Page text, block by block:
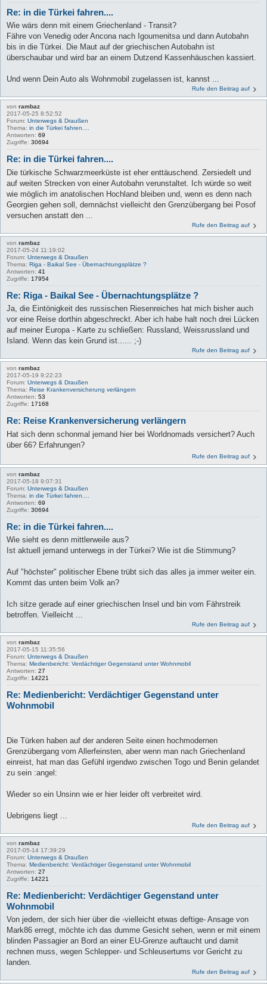
Re: in die Türkei fahren....
Wie wärs denn mit einem Griechenland - Transit?
Fähre von Venedig oder Ancona nach Igoumenitsa und dann Autobahn
bis in die Türkei. Die Maut auf der griechischen Autobahn ist
überschaubar und wird bar an einem Dutzend Kassenhäuschen kassiert.
Und wenn Dein Auto als Wohnmobil zugelassen ist, kannst ...
Rufe den Beitrag auf
von rambaz
2017-05-25 8:52:52
Forum: Unterwegs & Draußen
Thema: in die Türkei fahren....
Antworten: 69
Zugriffe: 30694
Re: in die Türkei fahren....
Die türkische Schwarzmeerküste ist eher enttäuschend. Zersiedelt und
auf weiten Strecken von einer Autobahn verunstaltet. Ich würde so weit
wie möglich im anatolischen Hochland bleiben und, wenn es denn nach
Georgien gehen soll, demnächst vielleicht den Grenzübergang bei Posof
versuchen anstatt den ...
Rufe den Beitrag auf
von rambaz
2017-05-24 11:19:02
Forum: Unterwegs & Draußen
Thema: Riga - Baikal See - Übernachtungsplätze ?
Antworten: 41
Zugriffe: 17954
Re: Riga - Baikal See - Übernachtungsplätze ?
Ja, die Eintönigkeit des russischen Riesenreiches hat mich bisher auch
vor eine Reise dorthin abgeschreckt. Aber ich habe halt noch drei Lücken
auf meiner Europa - Karte zu schließen: Russland, Weissrussland und
Island. Wenn das kein Grund ist...... ;-)
Rufe den Beitrag auf
von rambaz
2017-05-19 9:22:23
Forum: Unterwegs & Draußen
Thema: Reise Krankenversicherung verlängern
Antworten: 53
Zugriffe: 17168
Re: Reise Krankenversicherung verlängern
Hat sich denn schonmal jemand hier bei Worldnomads versichert? Auch
über 66? Erfahrungen?
Rufe den Beitrag auf
von rambaz
2017-05-18 9:07:31
Forum: Unterwegs & Draußen
Thema: in die Türkei fahren....
Antworten: 69
Zugriffe: 30694
Re: in die Türkei fahren....
Wie sieht es denn mittlerweile aus?
Ist aktuell jemand unterwegs in der Türkei? Wie ist die Stimmung?
Auf "höchster" politischer Ebene trübt sich das alles ja immer weiter ein.
Kommt das unten beim Volk an?
Ich sitze gerade auf einer griechischen Insel und bin vom Fährstreik
betroffen. Vielleicht ...
Rufe den Beitrag auf
von rambaz
2017-05-15 11:35:56
Forum: Unterwegs & Draußen
Thema: Medienbericht: Verdächtiger Gegenstand unter Wohnmobil
Antworten: 27
Zugriffe: 14221
Re: Medienbericht: Verdächtiger Gegenstand unter
Wohnmobil
Die Türken haben auf der anderen Seite einen hochmodernen
Grenzübergang vom Allerfeinsten, aber wenn man nach Griechenland
einreist, hat man das Gefühl irgendwo zwischen Togo und Benin gelandet
zu sein :angel:
Wieder so ein Unsinn wie er hier leider oft verbreitet wird.
Uebrigens liegt ...
Rufe den Beitrag auf
von rambaz
2017-05-14 17:39:29
Forum: Unterwegs & Draußen
Thema: Medienbericht: Verdächtiger Gegenstand unter Wohnmobil
Antworten: 27
Zugriffe: 14221
Re: Medienbericht: Verdächtiger Gegenstand unter
Wohnmobil
Von jedem, der sich hier über die -vielleicht etwas deftige- Ansage von
Mark86 erregt, möchte ich das dumme Gesicht sehen, wenn er mit einem
blinden Passagier an Bord an einer EU-Grenze auftaucht und damit
rechnen muss, wegen Schlepper- und Schleusertums vor Gericht zu
landen.
Rufe den Beitrag auf